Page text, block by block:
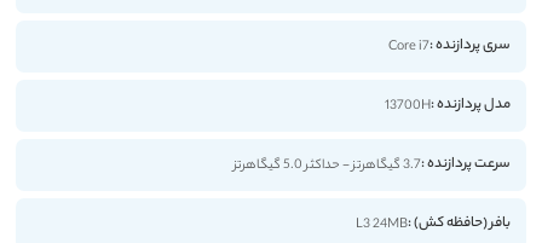
سری پردازنده :Core i7
مدل پردازنده :13700H
سرعت پردازنده :3.7 گیگاهرتز - حداکثر 5.0 گیگاهرتز
بافر (حافظه کش) :L3 24MB